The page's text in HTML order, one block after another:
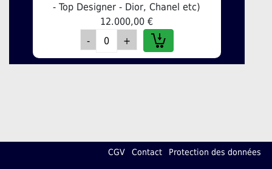
- Top Designer - Dior, Chanel etc)
12.000,00 €
CGV Contact Protection des données